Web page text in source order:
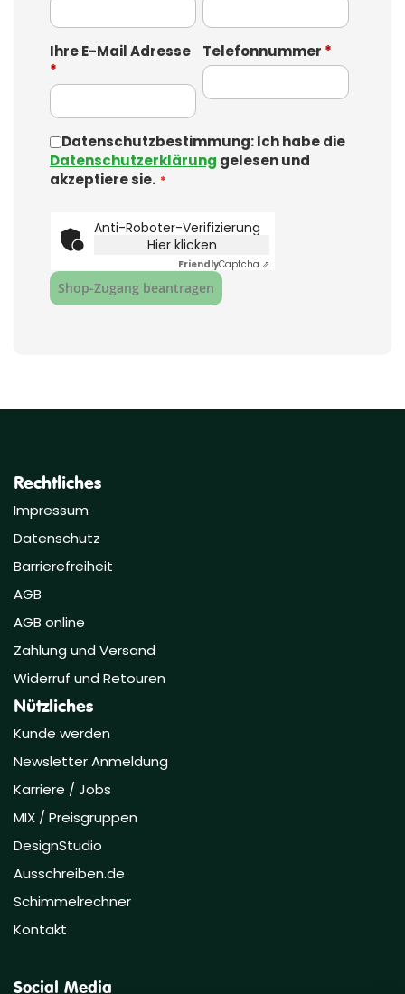
Ihre E-Mail Adresse
*
Telefonnummer *
Datenschutzbestimmung: Ich habe die
Datenschutzerklärung gelesen und
akzeptiere sie.
Anti-Roboter-Verifizierung
Hier klicken
FriendlyCaptcha ⇗
Shop‑Zugang beantragen
Rechtliches
Impressum
Datenschutz
Barrierefreiheit
AGB
AGB online
Zahlung und Versand
Widerruf und Retouren
Nützliches
Kunde werden
Newsletter Anmeldung
Karriere / Jobs
MIX / Preisgruppen
DesignStudio
Ausschreiben.de
Schimmelrechner
Kontakt
Social Media